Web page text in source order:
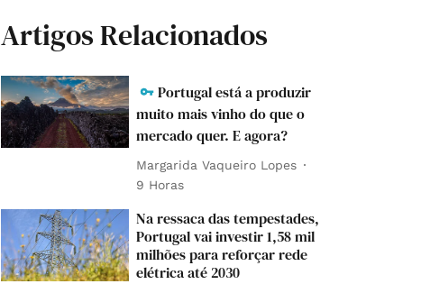
Artigos Relacionados
Portugal está a produzir
muito mais vinho do que o
mercado quer. E agora?
Margarida Vaqueiro Lopes
9 Horas
Na ressaca das tempestades,
Portugal vai investir 1,58 mil
milhões para reforçar rede
elétrica até 2030